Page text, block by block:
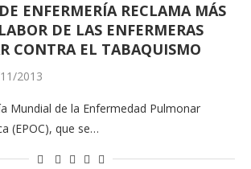
ENFERMERÍA RECLAMA MÁS
DE LAS ENFERMERAS
CONTRA EL TABAQUISMO
2013
Mundial de la Enfermedad Pulmonar
(EPOC), que se…